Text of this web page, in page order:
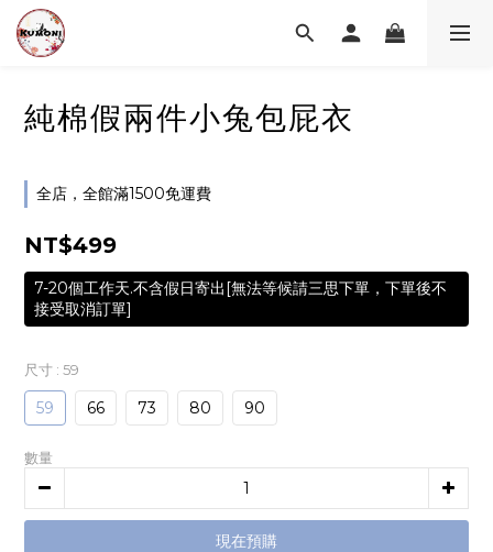
純棉假兩件小兔包屁衣
全店，全館滿1500免運費
NT$499
7-20個工作天.不含假日寄出[無法等候請三思下單，下單後不
接受取消訂單]
尺寸 : 59
59 66 73 80 90
數量
現在預購